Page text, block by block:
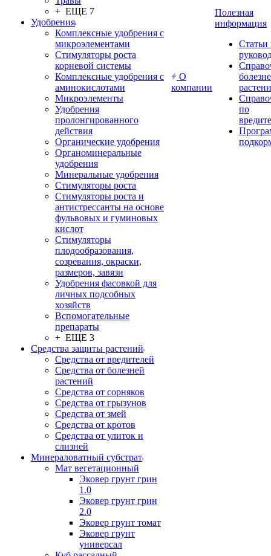
+ ЕЩЕ 7
Удобрения
Комплексные удобрения с
микроэлементами
Стимуляторы роста
корневой системы
Комплексные удобрения с
аминокислотами
Микроэлементы
Удобрения
пролонгированного
действия
Органические удобрения
Органоминеральные
удобрения
Минеральные удобрения
Стимуляторы роста
Стимуляторы роста и
антистрессанты на основе
фульвовых и гуминовых
кислот
Стимуляторы
плодообразования,
созревания, окраски,
размеров, завязи
Удобрения фасовкой для
личных подсобных
хозяйств
Вспомогательные
препараты
+ ЕЩЕ 3
Средства защиты растений
Средства от вредителей
Средства от болезней
растений
Средства от сорняков
Средства от грызунов
Средства от змей
Средства от кротов
Средства от улиток и
слизней
Минераловатный субстрат
Мат вегетационный
Эковер грунт грин
1.0
Эковер грунт грин
2.0
Эковер грунт томат
Эковер грунт
универсал
О
компании
Полезная
информация
Статьи
по